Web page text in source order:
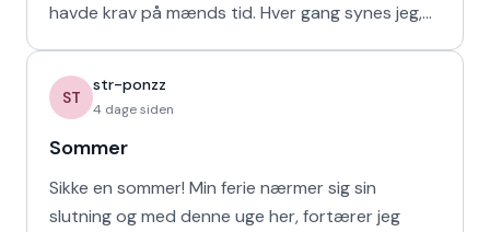
havde krav på mænds tid. Hver gang synes jeg,
ST
str-ponzz
4 dage siden
Sommer
Sikke en sommer! Min ferie nærmer sig sin
slutning og med denne uge her, fortærer jeg